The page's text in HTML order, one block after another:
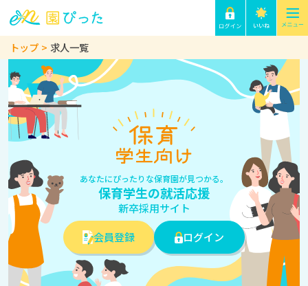
トップ 求人一覧
あなたにぴったりな保育園が見つかる。
保育学生の就活応援
新卒採用サイト
会員登録
ログイン